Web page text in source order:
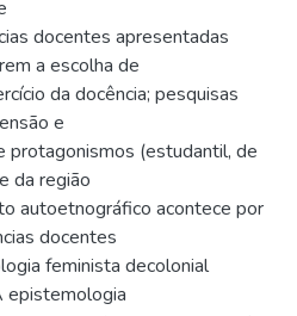
docentes apresentadas
a escolha de
da docência; pesquisas
e
protagonismos (estudantil, de
da região
autoetnográfico acontece por
docentes
feminista decolonial
epistemologia